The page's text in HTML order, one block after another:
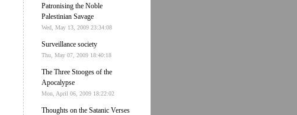
Patronising the Noble
Palestinian Savage
Wed, May 13, 2009 23:34:08
Surveillance society
Thu, May 07, 2009 18:40:18
The Three Stooges of the
Apocalypse
Mon, April 06, 2009 18:22:02
Thoughts on the Satanic Verses